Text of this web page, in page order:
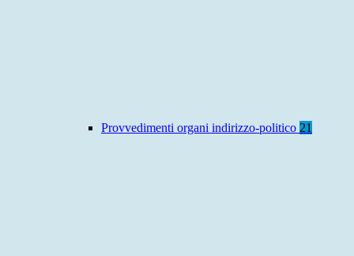
Provvedimenti organi indirizzo-politico 21